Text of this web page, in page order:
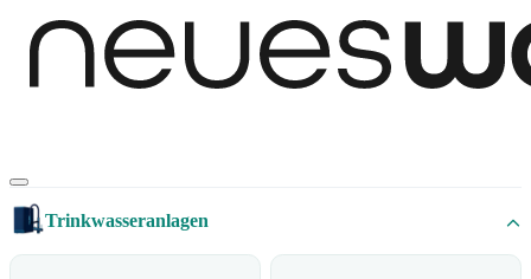
Trinkwasseranlagen